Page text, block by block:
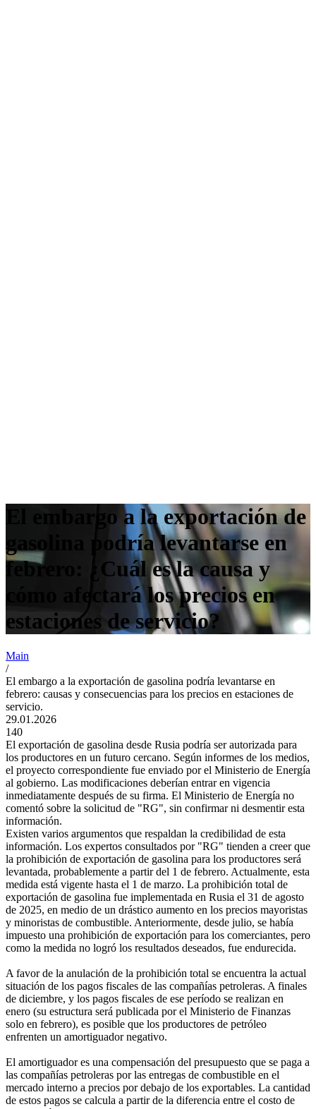
El embargo a la exportación de
gasolina podría levantarse en
febrero: ¿Cuál es la causa y
cómo afectará los precios en
estaciones de servicio?
Main
/
El embargo a la exportación de gasolina podría levantarse en
febrero: causas y consecuencias para los precios en estaciones de
servicio.
29.01.2026
140
El exportación de gasolina desde Rusia podría ser autorizada para
los productores en un futuro cercano. Según informes de los medios,
el proyecto correspondiente fue enviado por el Ministerio de Energía
al gobierno. Las modificaciones deberían entrar en vigencia
inmediatamente después de su firma. El Ministerio de Energía no
comentó sobre la solicitud de "RG", sin confirmar ni desmentir esta
información.
Existen varios argumentos que respaldan la credibilidad de esta
información. Los expertos consultados por "RG" tienden a creer que
la prohibición de exportación de gasolina para los productores será
levantada, probablemente a partir del 1 de febrero. Actualmente, esta
medida está vigente hasta el 1 de marzo. La prohibición total de
exportación de gasolina fue implementada en Rusia el 31 de agosto
de 2025, en medio de un drástico aumento en los precios mayoristas
y minoristas de combustible. Anteriormente, desde julio, se había
impuesto una prohibición de exportación para los comerciantes, pero
como la medida no logró los resultados deseados, fue endurecida.
A favor de la anulación de la prohibición total se encuentra la actual
situación de los pagos fiscales de las compañías petroleras. A finales
de diciembre, y los pagos fiscales de ese período se realizan en
enero (su estructura será publicada por el Ministerio de Finanzas
solo en febrero), es posible que los productores de petróleo
enfrenten un amortiguador negativo.
El amortiguador es una compensación del presupuesto que se paga a
las compañías petroleras por las entregas de combustible en el
mercado interno a precios por debajo de los exportables. La cantidad
de estos pagos se calcula a partir de la diferencia entre el costo de